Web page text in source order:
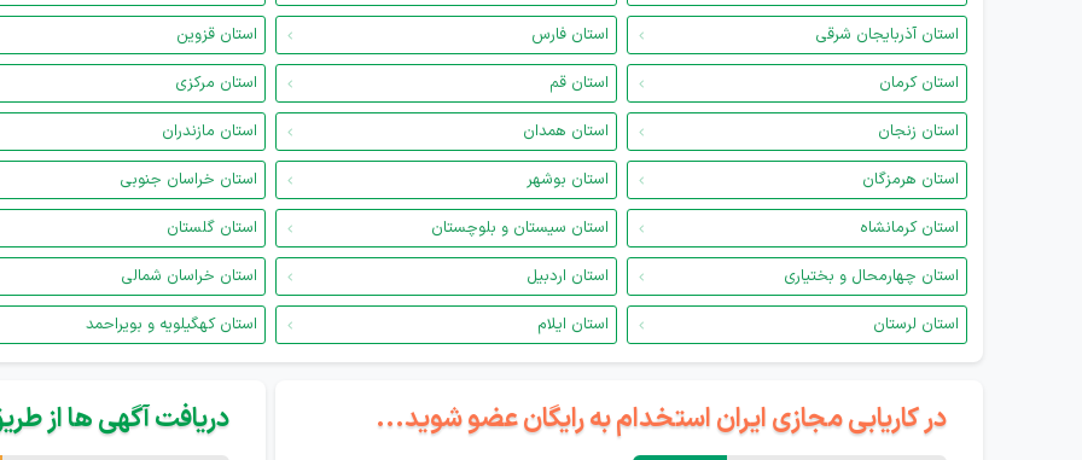
استان آذربایجان شرقی
استان فارس
استان قزوین
استان کرمان
استان قم
استان مرکزی
استان زنجان
استان همدان
استان مازندران
استان هرمزگان
استان بوشهر
استان خراسان جنوبی
استان کرمانشاه
استان سیستان و بلوچستان
استان گلستان
استان چهارمحال و بختیاری
استان اردبیل
استان خراسان شمالی
استان لرستان
استان ایلام استان کهگیلویه و بویراحمد
در کاریابی مجازی ایران استخدام به رایگان عضو شوید... دریافت آگهی ها از